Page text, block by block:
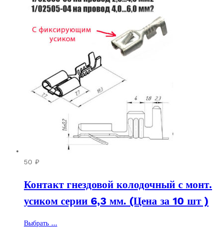
50 ₽
Контакт гнездовой колодочный с монт.
усиком серии 6,3 мм. (Цена за 10 шт )
Выбрать ...